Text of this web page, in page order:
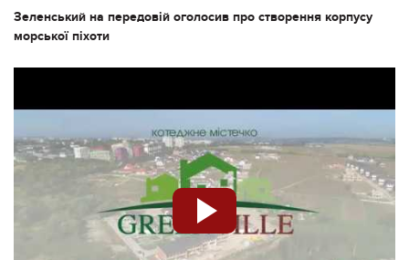
Зеленський на передовій оголосив про створення корпусу
морської піхоти